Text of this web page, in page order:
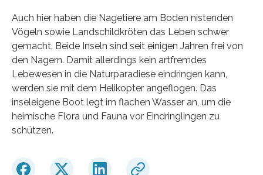
Auch hier haben die Nagetiere am Boden nistenden
Vögeln sowie Landschildkröten das Leben schwer
gemacht. Beide Inseln sind seit einigen Jahren frei von
den Nagern. Damit allerdings kein artfremdes
Lebewesen in die Naturparadiese eindringen kann,
werden sie mit dem Helikopter angeflogen. Das
inseleigene Boot legt im flachen Wasser an, um die
heimische Flora und Fauna vor Eindringlingen zu
schützen.